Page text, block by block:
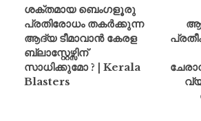
ശക്തമായ ബെംഗളൂരു
പ്രതിരോധം തകർക്കുന്ന
ആദ്യ ടീമാവാൻ കേരള
ബ്ലാസ്റ്റേഴ്സിന്
സാധിക്കുമോ ? | Kerala
Blasters